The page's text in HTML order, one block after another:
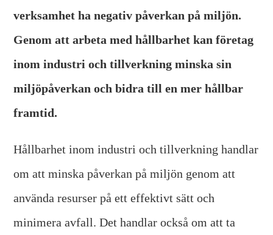
verksamhet ha negativ påverkan på miljön.
Genom att arbeta med hållbarhet kan företag
inom industri och tillverkning minska sin
miljöpåverkan och bidra till en mer hållbar
framtid.
Hållbarhet inom industri och tillverkning handlar
om att minska påverkan på miljön genom att
använda resurser på ett effektivt sätt och
minimera avfall. Det handlar också om att ta